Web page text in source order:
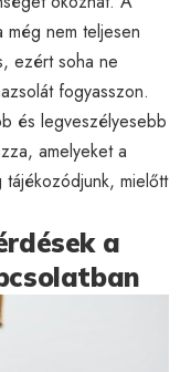
még nem teljesen
ezért soha ne
fogyasszon.
és legveszélyesebb
amelyeket a
mielőtt
a